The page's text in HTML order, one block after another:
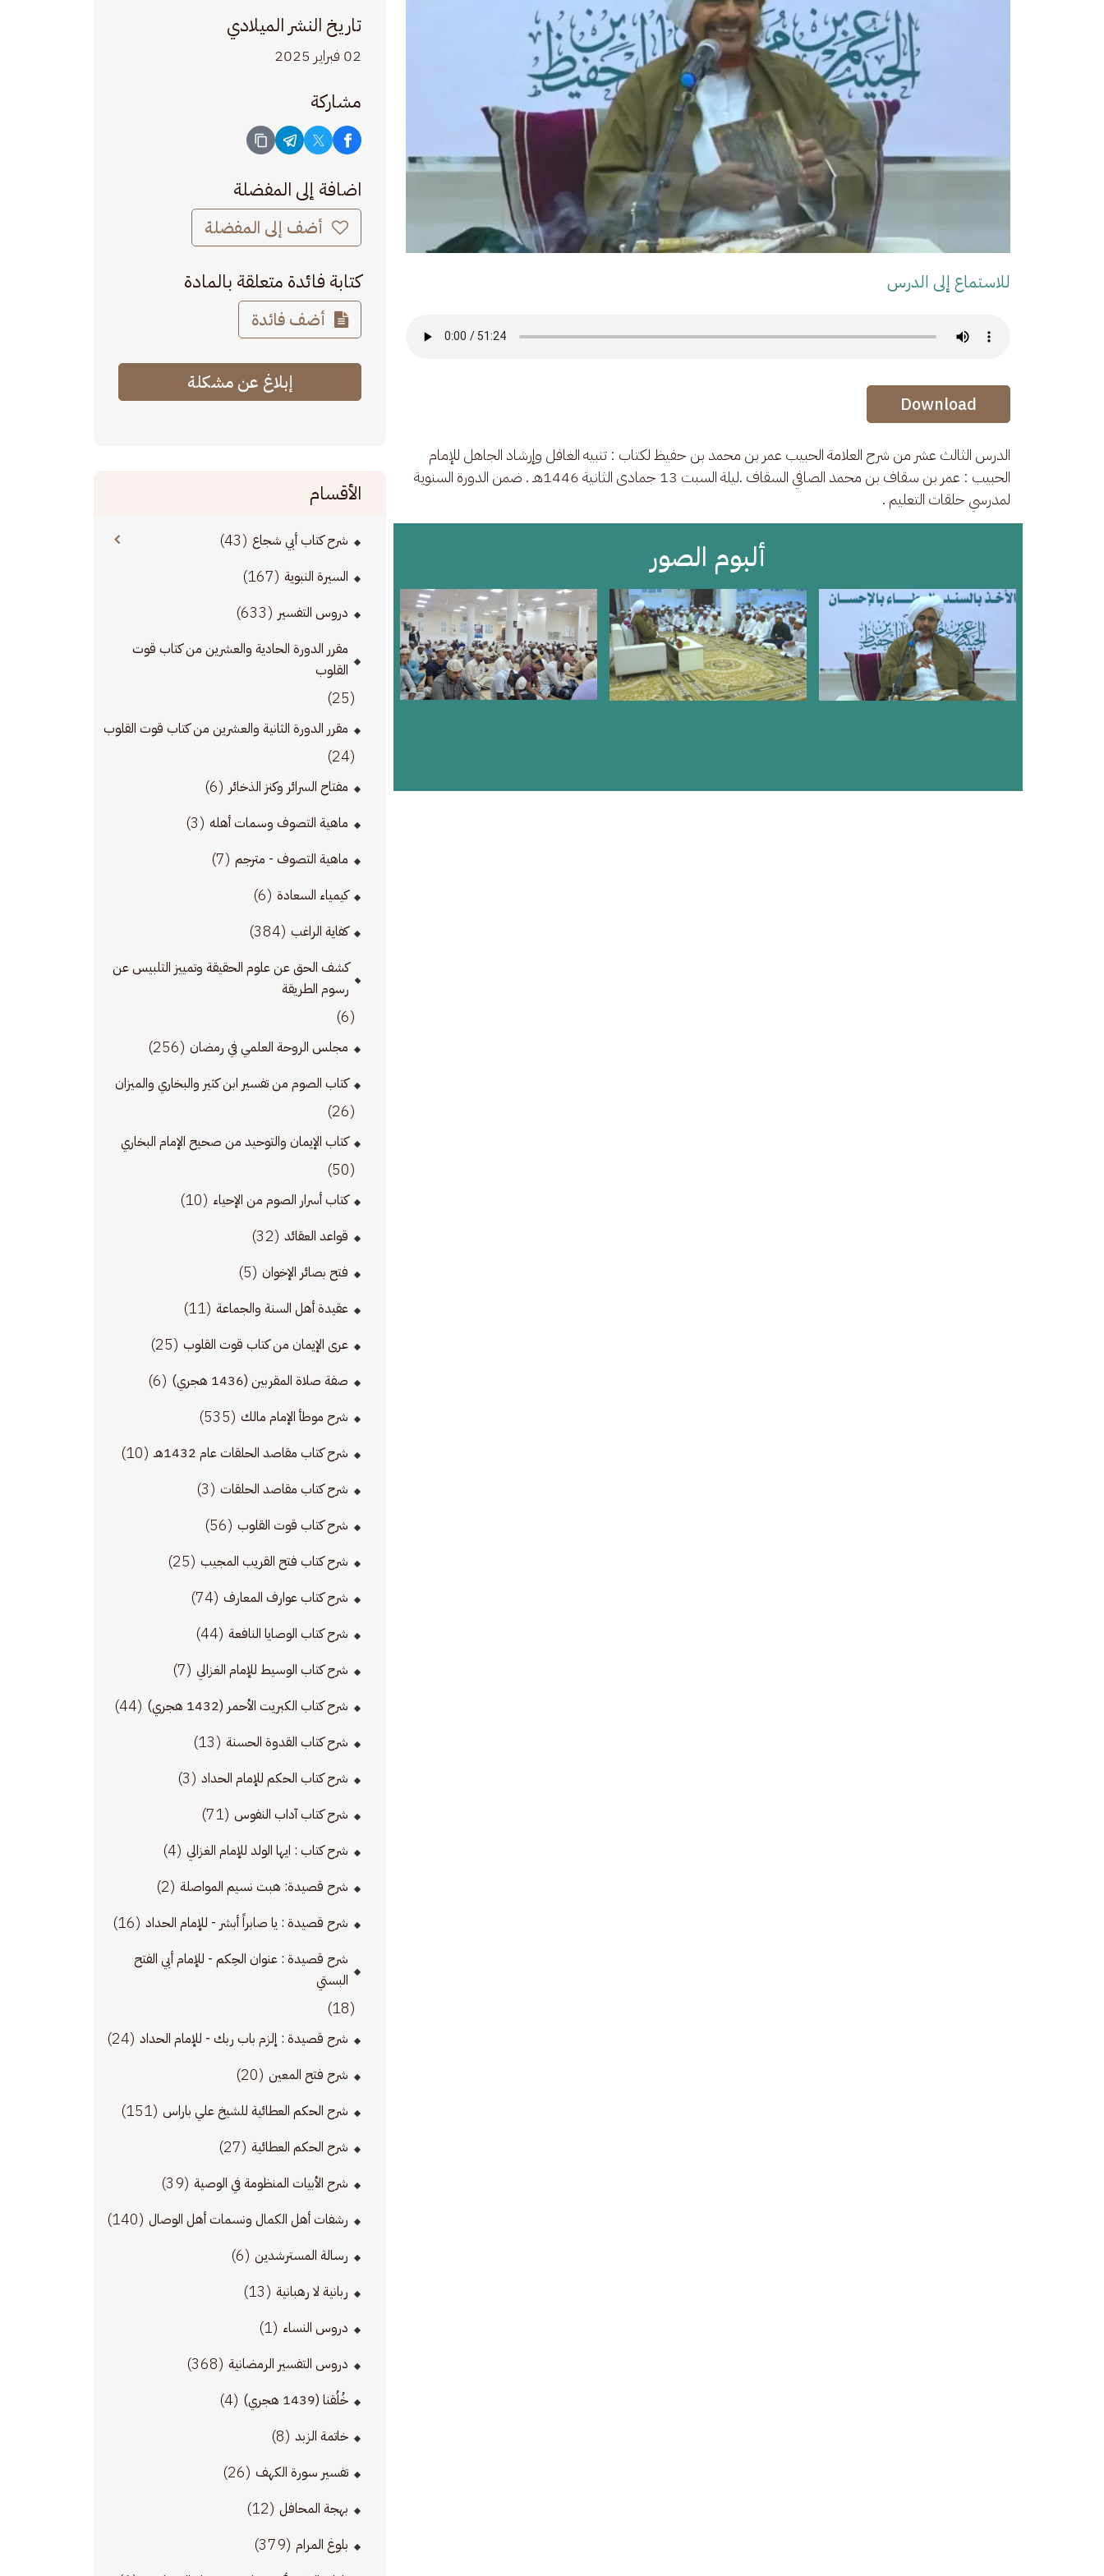
للاستماع إلى الدرس
Audio Stream
Audio Stream
Download
الدرس الثالث عشر من شرح العلامة الحبيب عمر بن محمد بن حفيظ لكتاب : تنبيه الغافل وإرشاد الجاهل للإمام
الحبيب : عمر بن سقاف بن محمد الصافي السقاف .ليلة السبت 13 جمادى الثانية 1446هـ . ضمن الدورة السنوية
لمدرسي حلقات التعليم .
ألبوم الصور
تاريخ النشر الميلادي
02 فبراير 2025
مشاركة
اضافة إلى المفضلة
أضف إلى المفضلة
كتابة فائدة متعلقة بالمادة
أضف فائدة
إبلاغ عن مشكلة
الأقسام
شرح كتاب أبي شجاع (43)
السيرة النبوية (167)
دروس التفسير (633)
مقرر الدورة الحادية والعشرين من كتاب قوت
القلوب
(25)
مقرر الدورة الثانية والعشرين من كتاب قوت القلوب
(24)
مفتاح السرائر وكنز الذخائر (6)
ماهية التصوف وسمات أهله (3)
ماهية التصوف - مترجم (7)
كيمياء السعادة (6)
كفاية الراغب (384)
كشف الحق عن علوم الحقيقة وتمييز التلبيس عن
رسوم الطريقة
(6)
مجلس الروحة العلمي في رمضان (256)
كتاب الصوم من تفسير ابن كثير والبخاري والميزان
(26)
كتاب الإيمان والتوحيد من صحيح الإمام البخاري
(50)
كتاب أسرار الصوم من الإحياء (10)
قواعد العقائد (32)
فتح بصائر الإخوان (5)
عقيدة أهل السنة والجماعة (11)
عرى الإيمان من كتاب قوت القلوب (25)
صفة صلاة المقربين (1436 هجري) (6)
شرح موطأ الإمام مالك (535)
شرح كتاب مقاصد الحلقات عام 1432هـ (10)
شرح كتاب مقاصد الحلقات (3)
شرح كتاب قوت القلوب (56)
شرح كتاب فتح القريب المجيب (25)
شرح كتاب عوارف المعارف (74)
شرح كتاب الوصايا النافعة (44)
شرح كتاب الوسيط للإمام الغزالي (7)
شرح كتاب الكبريت الأحمر (1432 هجري) (44)
شرح كتاب القدوة الحسنة (13)
شرح كتاب الحكم للإمام الحداد (3)
شرح كتاب آداب النفوس (71)
شرح كتاب : ايها الولد للإمام الغزالي (4)
شرح قصيدة: هبت نسيم المواصلة (2)
شرح قصيدة : يا صابراً أبشر - للإمام الحداد (16)
شرح قصيدة : عنوان الحِكم - للإمام أبي الفتح
البستي
(18)
شرح قصيدة : إلزم باب ربك - للإمام الحداد (24)
شرح فتح المعين (20)
شرح الحكم العطائية للشيخ علي باراس (151)
شرح الحكم العطائية (27)
شرح الأبيات المنظومة في الوصية (39)
رشفات أهل الكمال ونسمات أهل الوصال (140)
رسالة المسترشدين (6)
ربانية لا رهبانية (13)
دروس النساء (1)
دروس التفسير الرمضانية (368)
خُلُقنا (1439 هجري) (4)
خاتمة الزبد (8)
تفسير سورة الكهف (26)
بهجة المحافل (12)
بلوغ المرام (379)